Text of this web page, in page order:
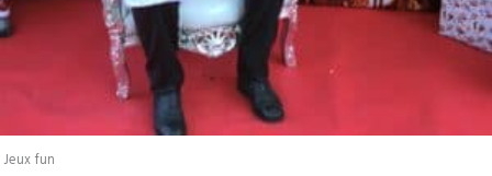
Jeux fun